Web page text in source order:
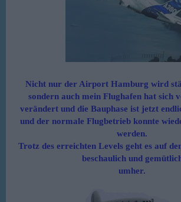
Nicht nur der Airport Hamburg wird
sondern auch mein Flughafen hat sich
verändert und die Bauphase ist jetzt
und der normale Flugbetrieb konnte
werden.
Trotz des erreichten Levels geht es auf
beschaulich und
umher.